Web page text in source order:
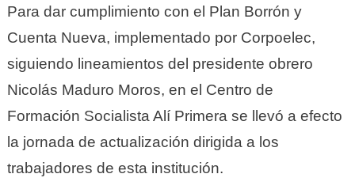
Para dar cumplimiento con el Plan Borrón y
Cuenta Nueva, implementado por Corpoelec,
siguiendo lineamientos del presidente obrero
Nicolás Maduro Moros, en el Centro de
Formación Socialista Alí Primera se llevó a efecto
la jornada de actualización dirigida a los
trabajadores de esta institución.